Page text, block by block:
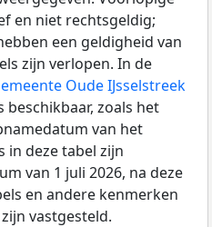
en niet rechtsgeldig;
een geldigheid van
zijn verlopen. In de
Oude IJsselstreek
beschikbaar, zoals het
van het
in deze tabel zijn
van 1 juli 2026, na deze
en andere kenmerken
vastgesteld.